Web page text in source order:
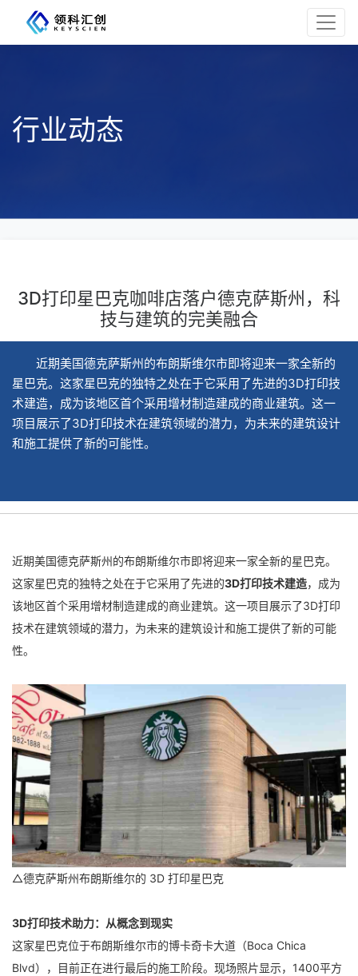
行业动态
3D打印星巴克咖啡店落户德克萨斯州，科
技与建筑的完美融合
近期美国德克萨斯州的布朗斯维尔市即将迎来一家全新的
星巴克。这家星巴克的独特之处在于它采用了先进的3D打印技
术建造，成为该地区首个采用增材制造建成的商业建筑。这一
项目展示了3D打印技术在建筑领域的潜力，为未来的建筑设计
和施工提供了新的可能性。
近期美国德克萨斯州的布朗斯维尔市即将迎来一家全新的星巴克。
这家星巴克的独特之处在于它采用了先进的3D打印技术建造，成为
该地区首个采用增材制造建成的商业建筑。这一项目展示了3D打印
技术在建筑领域的潜力，为未来的建筑设计和施工提供了新的可能
性。
△德克萨斯州布朗斯维尔的 3D 打印星巴克
3D打印技术助力：从概念到现实
这家星巴克位于布朗斯维尔市的博卡奇卡大道（Boca Chica
Blvd），目前正在进行最后的施工阶段。现场照片显示，1400平方